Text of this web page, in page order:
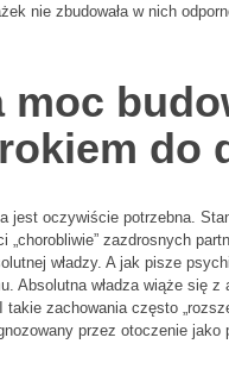
nie zbudowała w nich
moc
do
jest oczywiście potrzebna.
„chorobliwie” zazdrosnych
władzy. A jak pisze
Absolutna władza wiąże się
takie zachowania często
przez otoczenie jako